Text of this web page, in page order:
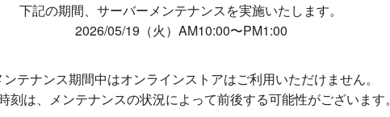
下記の期間、サーバーメンテナンスを実施いたします。
2026/05/19（火）AM10:00〜PM1:00
ンテナンス期間中はオンラインストアはご利用いただけません。
刻は、メンテナンスの状況によって前後する可能性がございます。